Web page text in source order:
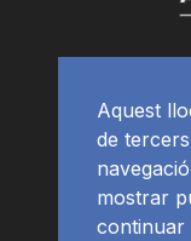
Aquest
de
mostrar
continuar